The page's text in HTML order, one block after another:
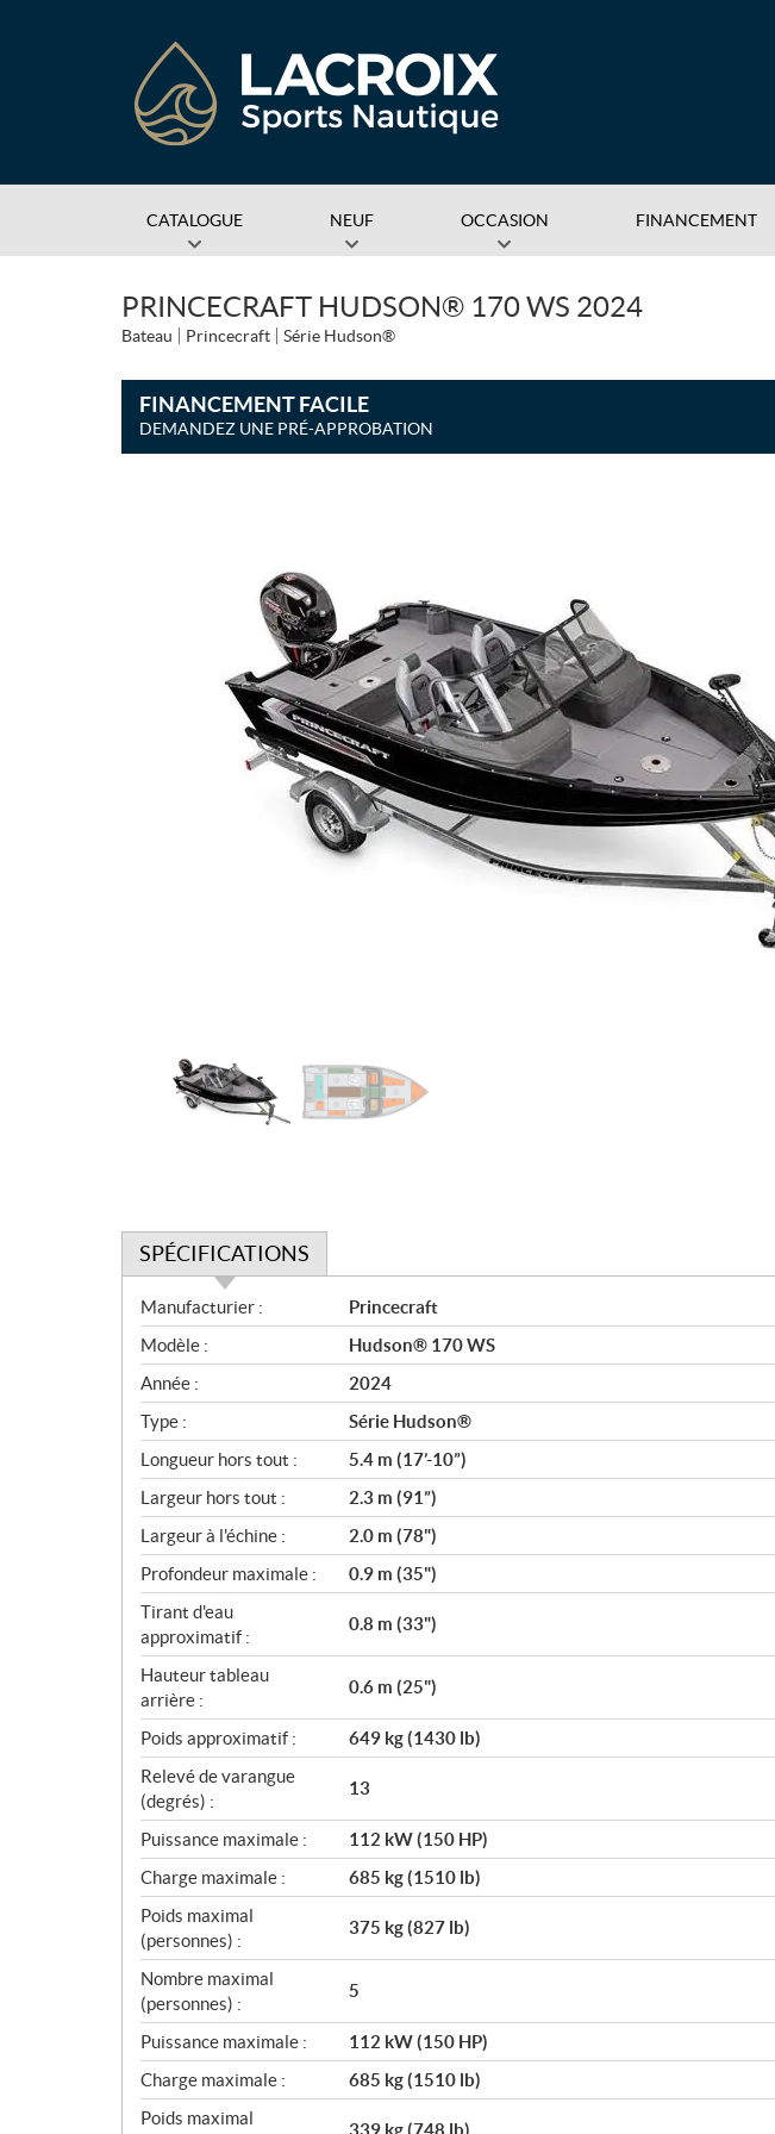
CATALOGUE NEUF OCCASION FINANCEMENT
PRINCECRAFT HUDSON® 170 WS 2024
Bateau Princecraft Série Hudson®
FINANCEMENT FACILE
DEMANDEZ UNE PRÉ-APPROBATION
SPÉCIFICATIONS
S
p
é
c
i
f
i
c
a
t
i
o
n
s
Manufacturier :
Princecraft
Modèle :
Hudson® 170 WS
Année :
2024
Type :
Série Hudson®
Longueur hors tout :
5.4 m (17’-10”)
Largeur hors tout :
2.3 m (91”)
Largeur à l'échine :
2.0 m (78")
Profondeur maximale :
0.9 m (35")
Tirant d'eau
approximatif :
0.8 m (33")
Hauteur tableau
arrière :
0.6 m (25")
Poids approximatif :
649 kg (1430 lb)
Relevé de varangue
(degrés) :
13
Puissance maximale :
112 kW (150 HP)
Charge maximale :
685 kg (1510 lb)
Poids maximal
(personnes) :
375 kg (827 lb)
Nombre maximal
(personnes) :
5
Puissance maximale :
112 kW (150 HP)
Charge maximale :
685 kg (1510 lb)
Poids maximal
339 kg (748 lb)